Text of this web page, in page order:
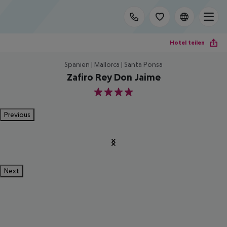
Hotel teilen
Spanien | Mallorca | Santa Ponsa
Zafiro Rey Don Jaime
4
Previous
Next